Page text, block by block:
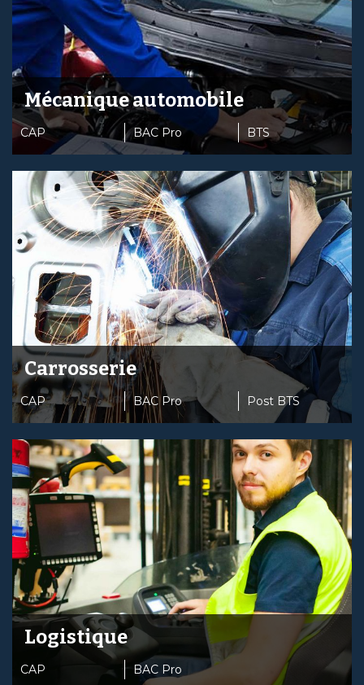
Mécanique automobile
CAP BAC Pro BTS
Carrosserie
CAP BAC Pro Post BTS
Logistique
CAP BAC Pro